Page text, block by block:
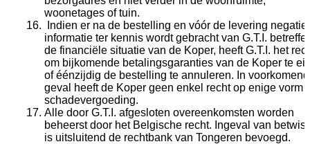
woonetages of tuin.
Indien er na de bestelling en vóór de levering
informatie ter kennis wordt gebracht van G.T.I.
de financiële situatie van de Koper, heeft G.T.I. het
om bijkomende betalingsgaranties van de Koper te
of éénzijdig de bestelling te annuleren. In voorkomend
geval heeft de Koper geen enkel recht op enige vorm
schadevergoeding.
Alle door G.T.I. afgesloten overeenkomsten worden
beheerst door het Belgische recht. Ingeval van
is uitsluitend de rechtbank van Tongeren bevoegd.